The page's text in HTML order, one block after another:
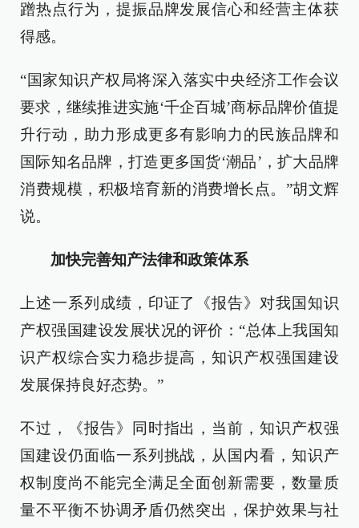
蹭热点行为，提振品牌发展信心和经营主体获
得感。
“国家知识产权局将深入落实中央经济工作会议
要求，继续推进实施‘千企百城’商标品牌价值提
升行动，助力形成更多有影响力的民族品牌和
国际知名品牌，打造更多国货‘潮品’，扩大品牌
消费规模，积极培育新的消费增长点。”胡文辉
说。
加快完善知产法律和政策体系
上述一系列成绩，印证了《报告》对我国知识
产权强国建设发展状况的评价：“总体上我国知
识产权综合实力稳步提高，知识产权强国建设
发展保持良好态势。”
不过，《报告》同时指出，当前，知识产权强
国建设仍面临一系列挑战，从国内看，知识产
权制度尚不能完全满足全面创新需要，数量质
量不平衡不协调矛盾仍然突出，保护效果与社